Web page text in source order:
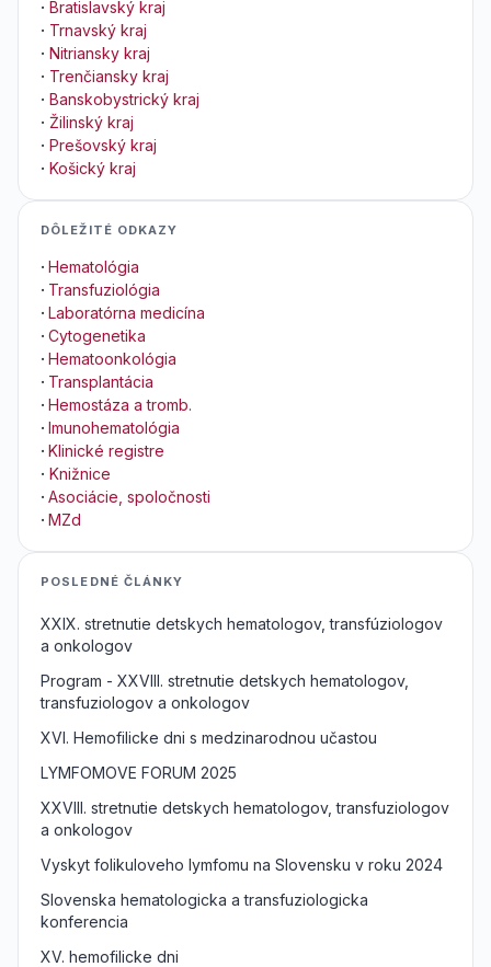
· Bratislavský kraj
· Trnavský kraj
· Nitriansky kraj
· Trenčiansky kraj
· Banskobystrický kraj
· Žilinský kraj
· Prešovský kraj
· Košický kraj
DÔLEŽITÉ ODKAZY
· Hematológia
· Transfuziológia
· Laboratórna medicína
· Cytogenetika
· Hematoonkológia
· Transplantácia
· Hemostáza a tromb.
· Imunohematológia
· Klinické registre
· Knižnice
· Asociácie, spoločnosti
· MZd
POSLEDNÉ ČLÁNKY
XXIX. stretnutie detskych hematologov, transfúziologov
a onkologov
Program - XXVIII. stretnutie detskych hematologov,
transfuziologov a onkologov
XVI. Hemofilicke dni s medzinarodnou učastou
LYMFOMOVE FORUM 2025
XXVIII. stretnutie detskych hematologov, transfuziologov
a onkologov
Vyskyt folikuloveho lymfomu na Slovensku v roku 2024
Slovenska hematologicka a transfuziologicka
konferencia
XV. hemofilicke dni